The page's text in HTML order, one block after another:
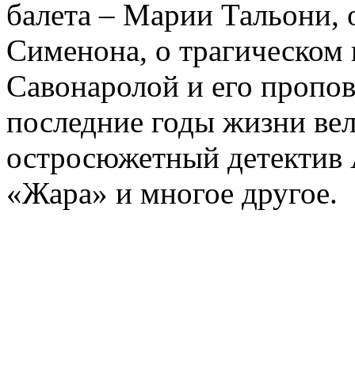
балета – Марии
Сименона, о трагическом
Савонаролой и его
последние годы жизни
остросюжетный детектив
«Жара» и многое другое.